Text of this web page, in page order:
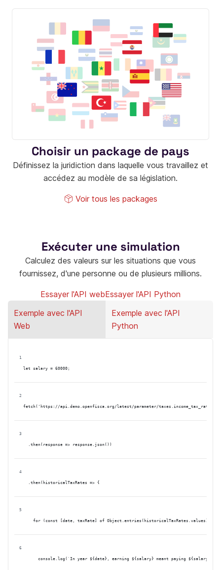
Choisir un package de pays
Définissez la juridiction dans laquelle vous travaillez et
accédez au modèle de sa législation.
Voir tous les packages
Exemple avec l'API
Web
Exemple avec l'API
Python
let salary = 60000;
fetch('https://api.demo.openfisca.org/latest/parameter/taxes.income_tax_rate')
  .then(response => response.json())
  .then(historicalTaxRates => {
    for (const [date, taxRate] of Object.entries(historicalTaxRates.values)) {
console.log(`In year ${date}, earning ${salary} meant paying ${salary *
Exécuter une simulation
Calculez des valeurs sur les situations que vous
fournissez, d'une personne ou de plusieurs millions.
Essayer l'API webEssayer l'API Python